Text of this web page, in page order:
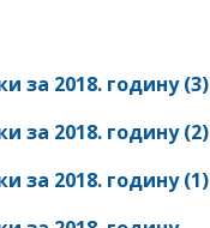
за 2018. годину (3)
за 2018. годину (2)
за 2018. годину (1)